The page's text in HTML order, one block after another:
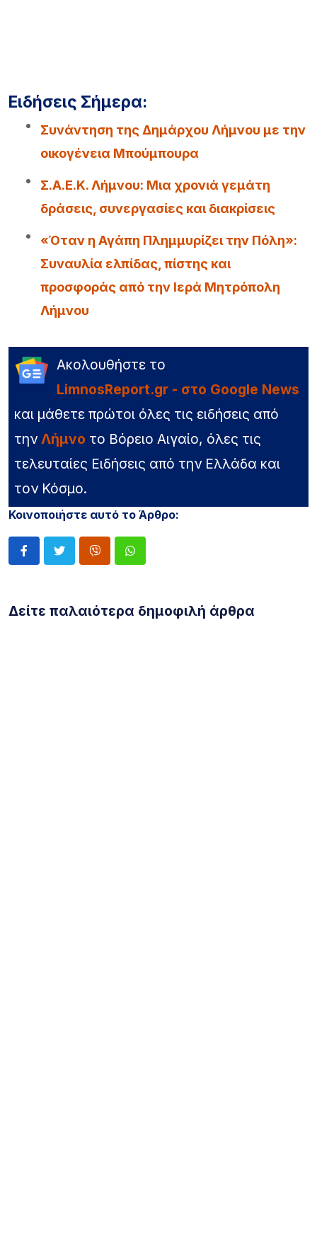
Ειδήσεις Σήμερα:
Συνάντηση της Δημάρχου Λήμνου με την
οικογένεια Μπούμπουρα
Σ.Α.Ε.Κ. Λήμνου: Μια χρονιά γεμάτη
δράσεις, συνεργασίες και διακρίσεις
«Όταν η Αγάπη Πλημμυρίζει την Πόλη»:
Συναυλία ελπίδας, πίστης και
προσφοράς από την Ιερά Μητρόπολη
Λήμνου
Ακολουθήστε το
LimnosReport.gr - στο Google News
και μάθετε πρώτοι όλες τις ειδήσεις από
την Λήμνο το Βόρειο Αιγαίο, όλες τις
τελευταίες Ειδήσεις από την Ελλάδα και
τον Κόσμο.
Κοινοποιήστε αυτό το Άρθρο:
Δείτε παλαιότερα δημοφιλή άρθρα